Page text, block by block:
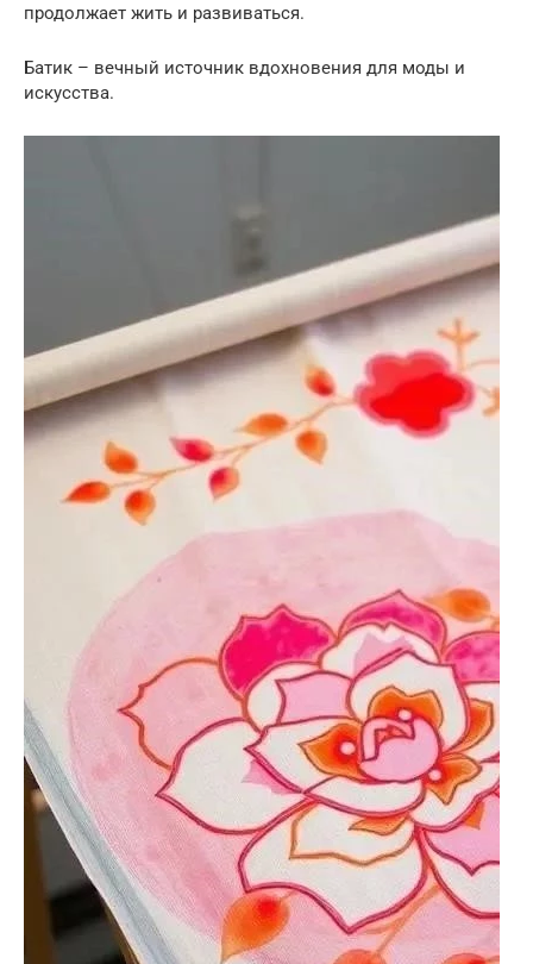
продолжает жить и развиваться.
Батик – вечный источник вдохновения для моды и
искусства.